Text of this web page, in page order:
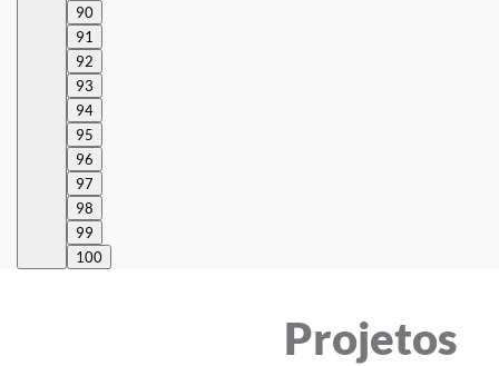
90
91
92
93
94
95
96
97
98
99
100
Projetos